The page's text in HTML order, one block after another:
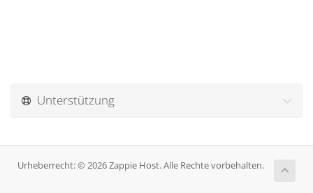
Unterstützung
Urheberrecht: © 2026 Zappie Host. Alle Rechte vorbehalten.